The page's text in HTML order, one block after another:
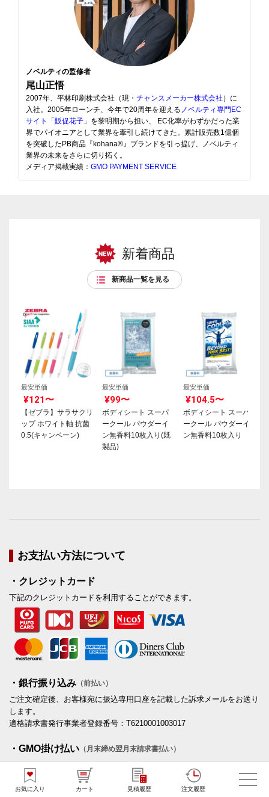
お気に入り カート 見積履歴 注文履歴
ノベルティの監修者
尾山正悟
2007年、平林印刷株式会社（現・ チャンスメーカー株式会社 ）に
入社。2005年ローンチ、今年で20周年を迎える ノベルティ専門EC
サイト「販促花子」 を黎明期から担い、 EC化率がわずかだった業
界でパイオニアとして業界を牽引し続けてきた。累計販売数1億個
を突破したPB商品『kohana®』ブランドを引っ提げ、ノベルティ
業界の未来をさらに切り拓く。
メディア掲載実績： GMO PAYMENT SERVICE
新着商品
新商品一覧を見る
最安単価
¥121〜
【ゼブラ】サラサクリ
ップ ホワイト軸 抗菌
0.5(キャンペーン)
最安単価
¥99〜
ボディシート スーパ
ークール パウダーイ
ン無香料10枚入り(既
製品)
最安単価
¥104.5〜
ボディシート スーパ
ークール パウダーイ
ン無香料10枚入り
お支払い方法について
・クレジットカード
下記のクレジットカードを利用することができます。
・銀行振り込み （前払い）
ご注文確定後、お客様宛に振込専用口座を記載した訴求メールをお送り
します。
適格請求書発行事業者登録番号：T6210001003017
・GMO掛け払い （月末締め翌月末請求書払い）